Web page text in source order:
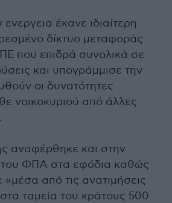
έκανε ιδιαίτερη
δίκτυο μεταφοράς
που επιδρά συνολικά σε
και υπογράμμισε την
οι δυνατότητες
νοικοκυριού από άλλες
αναφέρθηκε και στην
ΦΠΑ στα εφόδια καθώς
από τις ανατιμήσεις
ταμεία του κράτους 500